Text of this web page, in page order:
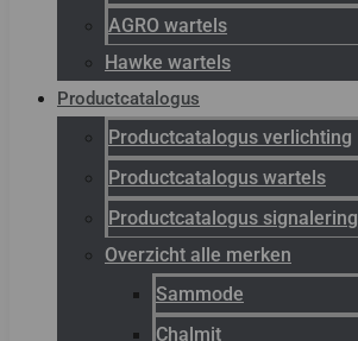
AGRO wartels
Hawke wartels
Productcatalogus
Productcatalogus verlichting
Productcatalogus wartels
Productcatalogus signalering
Overzicht alle merken
Sammode
Chalmit